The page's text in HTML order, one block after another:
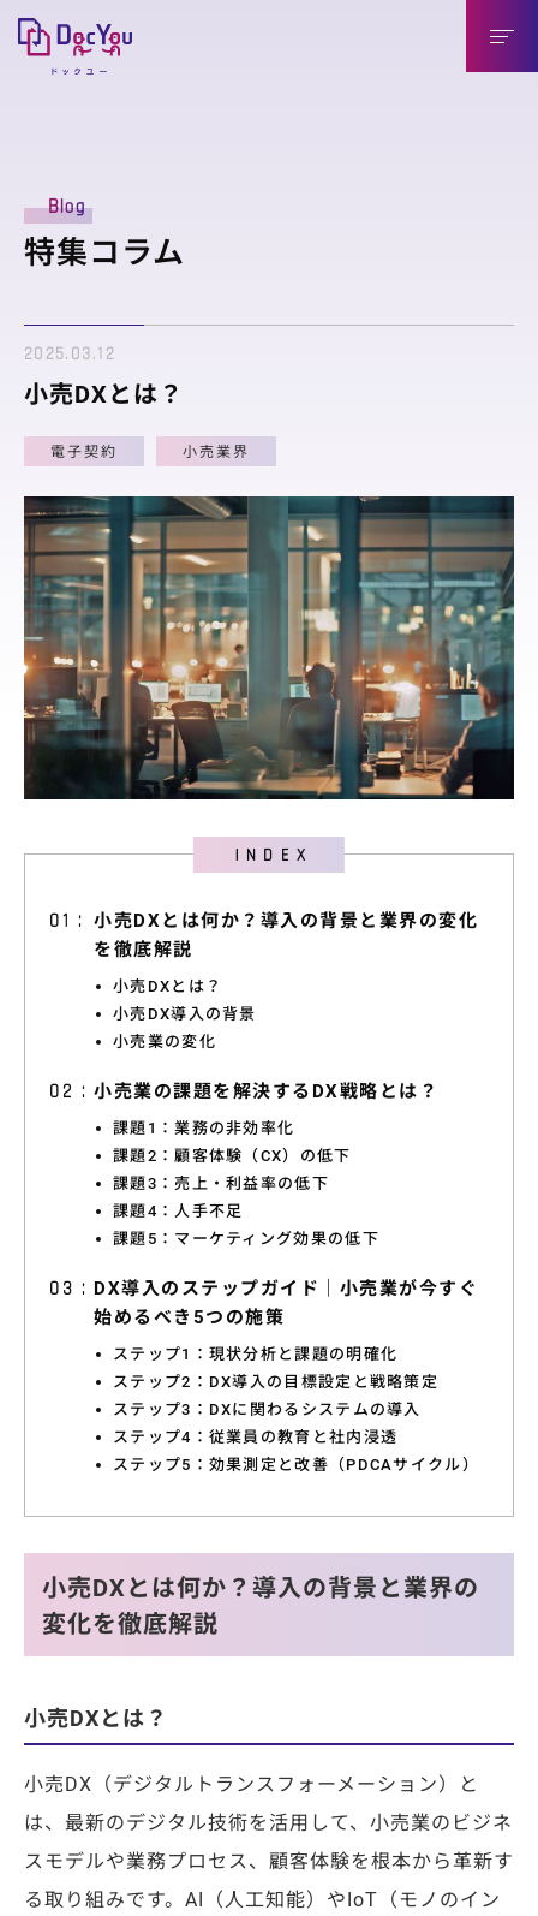
お問い合わせ
資料ダウンロード
導入のメリット
導入企業様（送信側）
料金プラン
導入サポート
取引先展開
サポート
導入事例
資料ダウンロード
セミナー情報
よくあるご質問
特集コラム
動画ギャラリー
お知らせ・イベント情報
Blog
特集コラム
2025.03.12
小売DXとは？
電子契約 小売業界
小売DXとは何か？導入の背景と業界の変化
を徹底解説
小売DXとは？
小売DX導入の背景
小売業の変化
小売業の課題を解決するDX戦略とは？
課題1：業務の非効率化
課題2：顧客体験（CX）の低下
課題3：売上・利益率の低下
課題4：人手不足
課題5：マーケティング効果の低下
DX導入のステップガイド｜小売業が今すぐ
始めるべき5つの施策
ステップ1：現状分析と課題の明確化
ステップ2：DX導入の目標設定と戦略策定
ステップ3：DXに関わるシステムの導入
ステップ4：従業員の教育と社内浸透
ステップ5：効果測定と改善（PDCAサイクル）
小売DXとは何か？導入の背景と業界の
変化を徹底解説
小売DXとは？
小売DX（デジタルトランスフォーメーション）と
は、最新のデジタル技術を活用して、小売業のビジネ
スモデルや業務プロセス、顧客体験を根本から革新す
る取り組みです。AI（人工知能）やIoT（モノのイン